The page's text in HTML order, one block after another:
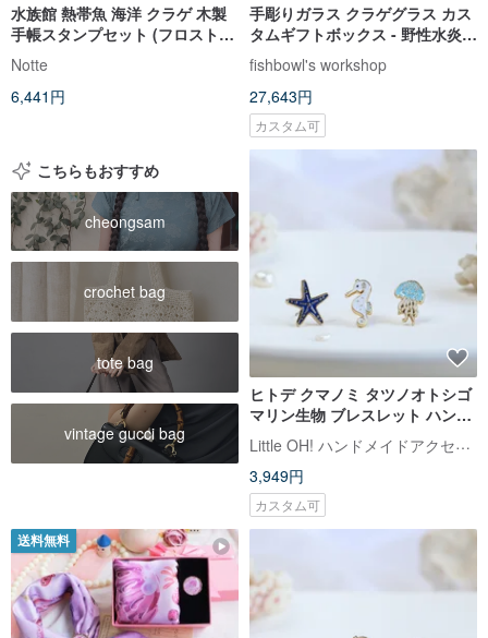
水族館 熱帯魚 海洋 クラゲ 木製
手帳スタンプセット (フロスト収
納ボックス付き)
Notte
6,441円
手彫りガラス クラゲグラス カス
タムギフトボックス - 野性水炎
タンゴロックグラス ウイスキー
グラス
fishbowl's workshop
27,643円
カスタム可
こちらもおすすめ
cheongsam
crochet bag
tote bag
vintage gucci bag
ヒトデ クマノミ タツノオトシゴ
マリン生物 ブレスレット ハンド
メイドアクセサリー 誕生日プレ
ゼント 紙箱パッケージ
Little OH! ハンドメイドアクセサリー
3,949円
カスタム可
送料無料